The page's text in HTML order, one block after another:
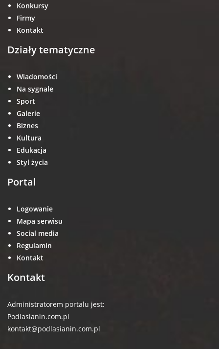
Konkursy
Firmy
Kontakt
Działy tematyczne
Wiadomości
Na sygnale
Sport
Galerie
Biznes
Kultura
Edukacja
Styl życia
Portal
Logowanie
Mapa serwisu
Social media
Regulamin
Kontakt
Kontakt
Administratorem portalu jest:
Podlasianin.com.pl
kontakt@podlasianin.com.pl